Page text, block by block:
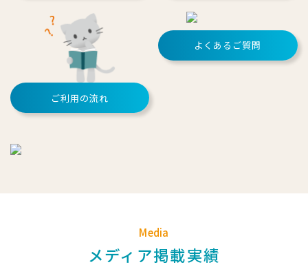
ご利用の流れ
よくあるご質問
Media
メディア掲載実績